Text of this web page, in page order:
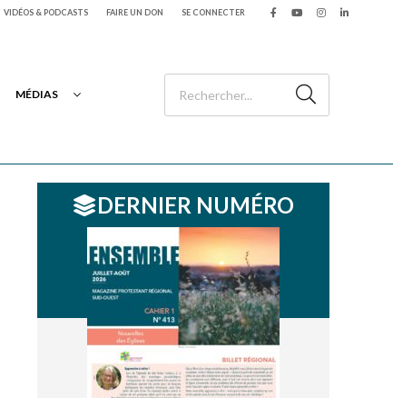
VIDÉOS & PODCASTS FAIRE UN DON SE CONNECTER
MÉDIAS
DERNIER NUMÉRO